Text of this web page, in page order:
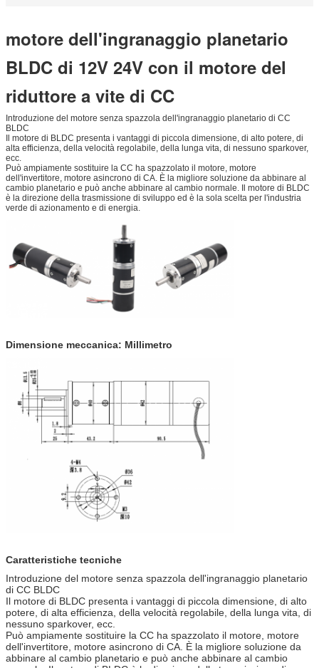
motore dell'ingranaggio planetario
BLDC di 12V 24V con il motore del
riduttore a vite di CC
Introduzione del motore senza spazzola dell'ingranaggio planetario di CC
BLDC
Il motore di BLDC presenta i vantaggi di piccola dimensione, di alto potere, di
alta efficienza, della velocità regolabile, della lunga vita, di nessuno sparkover,
ecc.
Può ampiamente sostituire la CC ha spazzolato il motore, motore
dell'invertitore, motore asincrono di CA. È la migliore soluzione da abbinare al
cambio planetario e può anche abbinare al cambio normale. Il motore di BLDC
è la direzione della trasmissione di sviluppo ed è la sola scelta per l'industria
verde di azionamento e di energia.
Dimensione meccanica: Millimetro
Caratteristiche tecniche
Introduzione del motore senza spazzola dell'ingranaggio planetario
di CC BLDC
Il motore di BLDC presenta i vantaggi di piccola dimensione, di alto
potere, di alta efficienza, della velocità regolabile, della lunga vita, di
nessuno sparkover, ecc.
Può ampiamente sostituire la CC ha spazzolato il motore, motore
dell'invertitore, motore asincrono di CA. È la migliore soluzione da
abbinare al cambio planetario e può anche abbinare al cambio